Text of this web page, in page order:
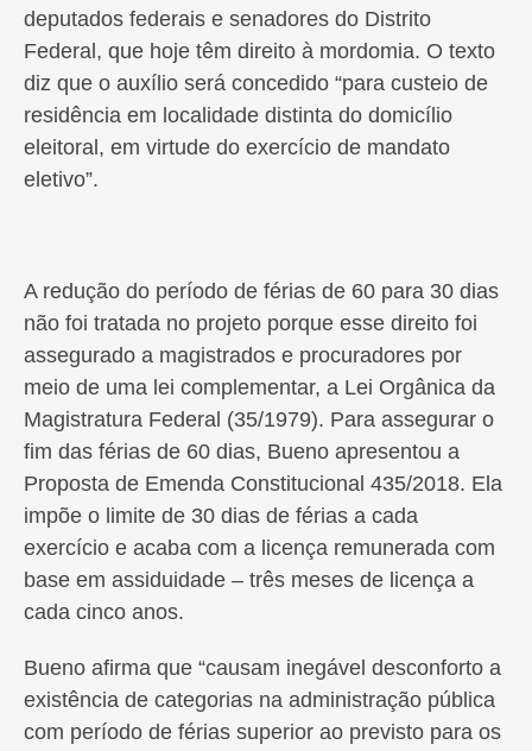
deputados federais e senadores do Distrito
Federal, que hoje têm direito à mordomia. O texto
diz que o auxílio será concedido “para custeio de
residência em localidade distinta do domicílio
eleitoral, em virtude do exercício de mandato
eletivo”.
A redução do período de férias de 60 para 30 dias
não foi tratada no projeto porque esse direito foi
assegurado a magistrados e procuradores por
meio de uma lei complementar, a Lei Orgânica da
Magistratura Federal (35/1979). Para assegurar o
fim das férias de 60 dias, Bueno apresentou a
Proposta de Emenda Constitucional 435/2018. Ela
impõe o limite de 30 dias de férias a cada
exercício e acaba com a licença remunerada com
base em assiduidade – três meses de licença a
cada cinco anos.
Bueno afirma que “causam inegável desconforto a
existência de categorias na administração pública
com período de férias superior ao previsto para os